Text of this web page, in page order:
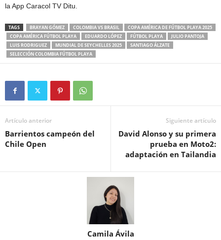
la App Caracol TV Ditu.
TAGS BRAYAN GÓMEZ COLOMBIA VS BRASIL
COPA AMÉRICA DE FÚTBOL PLAYA 2025
COPA AMÉRICA FÚTBOL PLAYA
EDUARDO LÓPEZ FÚTBOL PLAYA
JULIO PANTOJA
LUIS RODRIGUEZ
MUNDIAL DE SEYCHELLES 2025
SANTIAGO ÁLZATE
SELECCIÓN COLOMBIA FÚTBOL PLAYA
Artículo anterior
Barrientos campeón del
Chile Open
Siguiente artículo
David Alonso y su primera
prueba en Moto2:
adaptación en Tailandia
Camila Ávila